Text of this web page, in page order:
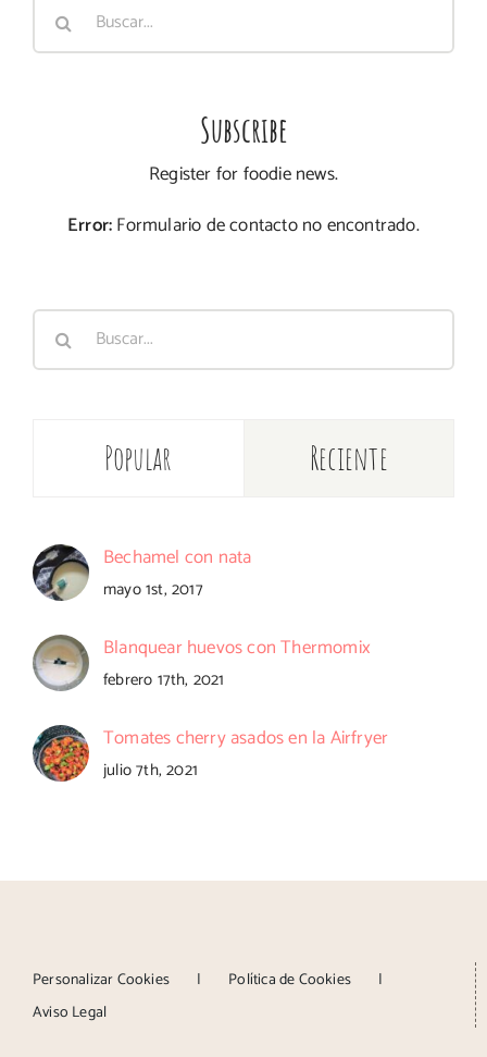
Subscribe
Register for foodie news.
Error:Formulario de contacto no encontrado.
Popular Reciente
Bechamel con nata
mayo 1st, 2017
Blanquear huevos con Thermomix
febrero 17th, 2021
Tomates cherry asados en la Airfryer
julio 7th, 2021
Personalizar Cookies
Política de Cookies
Aviso Legal